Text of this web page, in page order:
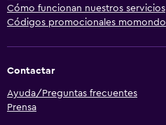
Cómo funcionan nuestros servicios
Códigos promocionales momondo
Contactar
Ayuda/Preguntas frecuentes
Prensa